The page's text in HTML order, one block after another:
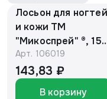
Лосьон для ногтей
и кожи ТМ
"Микоспрей" ®, 15
мл
Арт. 106019
143,83 ₽
В корзину